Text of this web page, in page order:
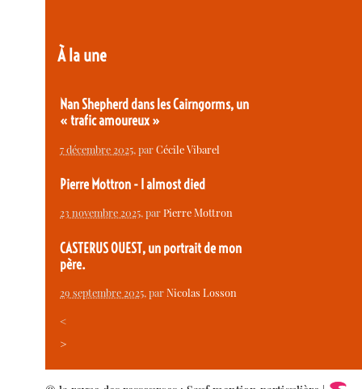
À la une
Nan Shepherd dans les Cairngorms, un
« trafic amoureux »
7 décembre 2025, parCécile Vibarel
Pierre Mottron - I almost died
23 novembre 2025, parPierre Mottron
CASTERUS OUEST, un portrait de mon
père.
29 septembre 2025, parNicolas Losson
<
>